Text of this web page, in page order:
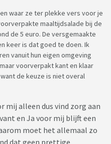
waar ze ter plekke vers voor je
maaltijdsalade bij de
de 5 euro. De versgemaakte
keer is dat goed te doen. Ik
vanuit hun eigen omgeving
voorverpakt kant en klaar
de keuze is niet overal
mij alleen dus vind zorg aan
en Ja voor mij blijft een
moet het allemaal zo